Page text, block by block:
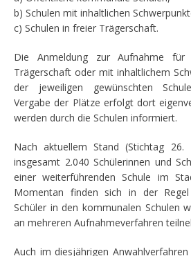
b) Schulen mit inhaltlichen
c) Schulen in freier Trägerschaft.
Die Anmeldung zur Aufnahme
Trägerschaft oder mit inhaltlichem
der jeweiligen gewünschten
Vergabe der Plätze erfolgt dort
werden durch die Schulen informiert.
Nach aktuellem Stand (Stichtag 26.
insgesamt 2.040 Schülerinnen und
einer weiterführenden Schule im
Momentan finden sich in der
Schüler in den kommunalen Schulen
an mehreren Aufnahmeverfahren
Auch im diesjährigen